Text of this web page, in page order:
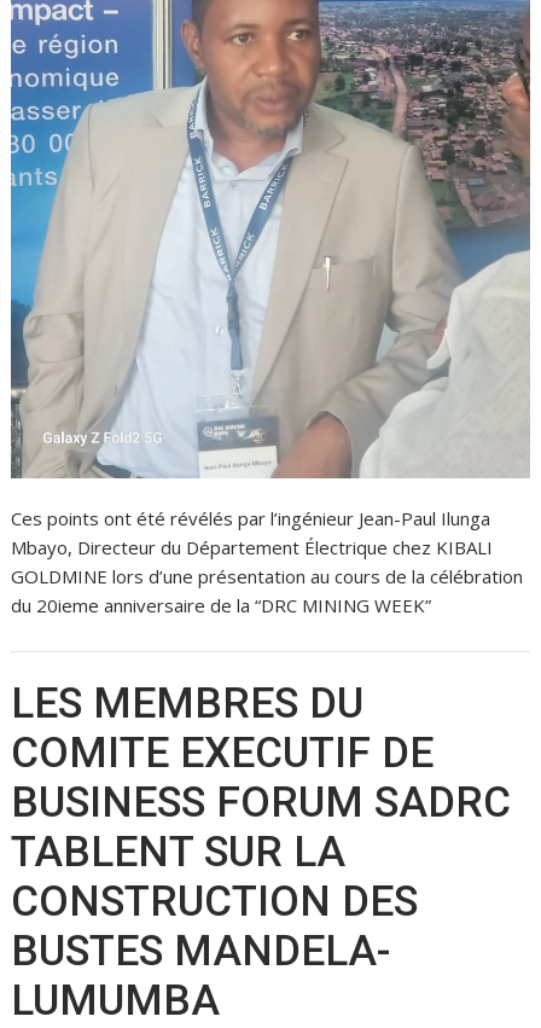
Ces points ont été révélés par l’ingénieur Jean-Paul Ilunga
Mbayo, Directeur du Département Électrique chez KIBALI
GOLDMINE lors d’une présentation au cours de la célébration
du 20ieme anniversaire de la “DRC MINING WEEK”
LES MEMBRES DU
COMITE EXECUTIF DE
BUSINESS FORUM SADRC
TABLENT SUR LA
CONSTRUCTION DES
BUSTES MANDELA-
LUMUMBA